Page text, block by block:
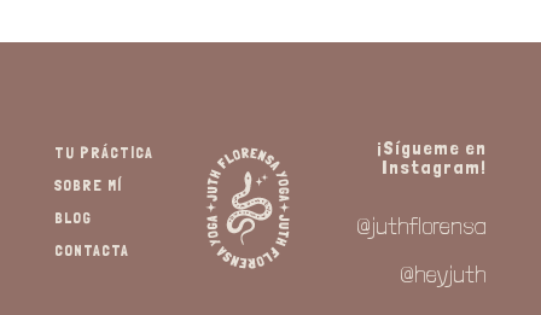
TU PRÁCTICA
SOBRE MÍ
BLOG
CONTACTA
¡Sígueme en
Instagram!
@juthflorensa
@heyjuth